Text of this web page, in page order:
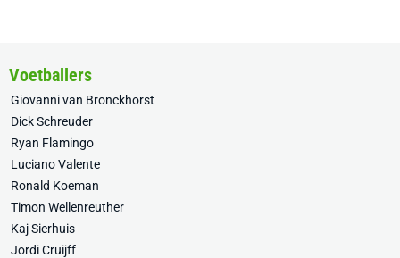
Voetballers
Giovanni van Bronckhorst
Dick Schreuder
Ryan Flamingo
Luciano Valente
Ronald Koeman
Timon Wellenreuther
Kaj Sierhuis
Jordi Cruijff